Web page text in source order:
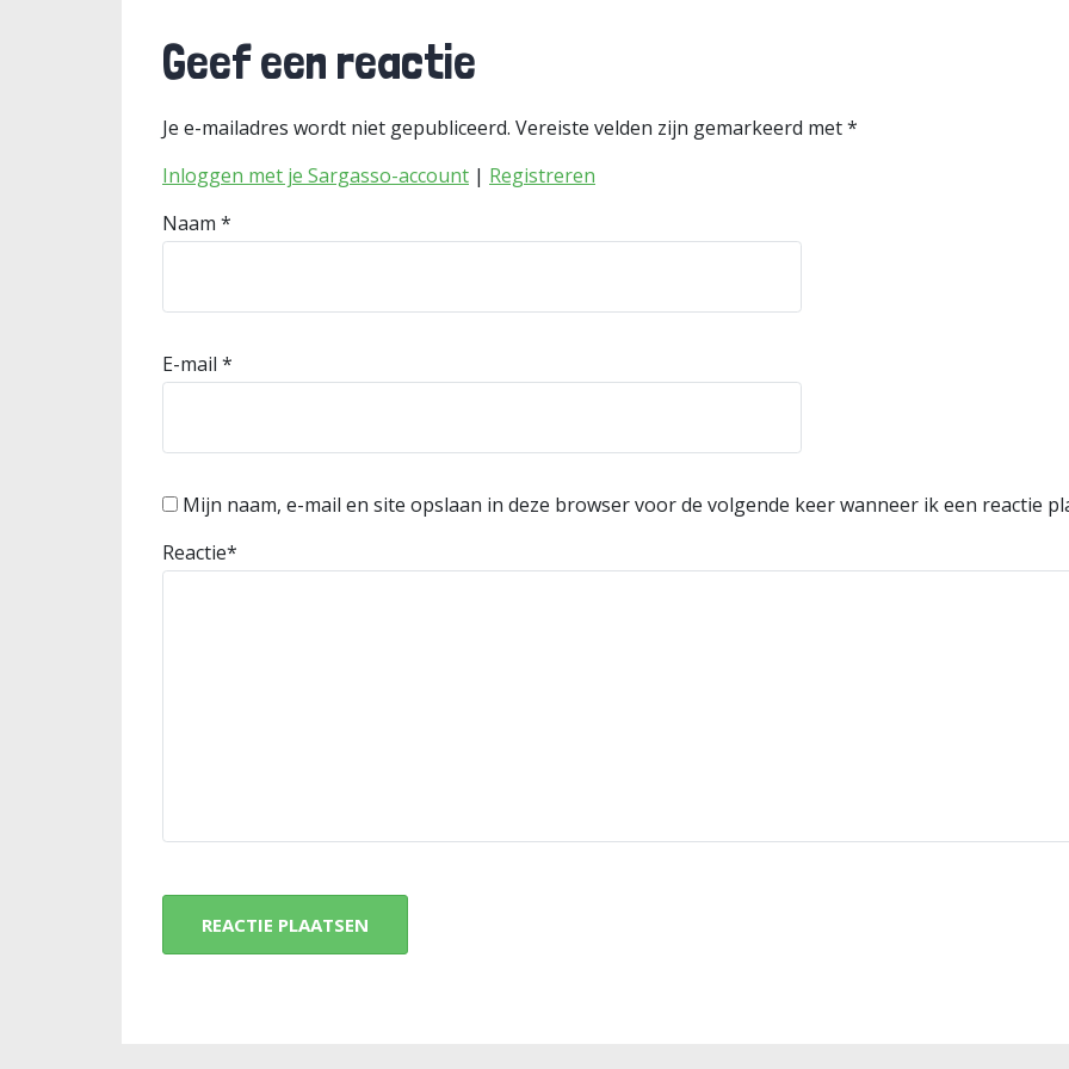
Geef een reactie
Je e-mailadres wordt niet gepubliceerd. Vereiste velden zijn gemarkeerd met*
Inloggen met je Sargasso-account | Registreren
Naam *
E-mail *
Mijn naam, e-mail en site opslaan in deze browser voor de volgende keer wanneer ik een reactie
Reactie*